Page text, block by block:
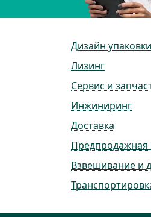
Дизайн упаковки
Лизинг
Сервис и
Инжиниринг
Доставка
Предпродажная
Взвешивание и